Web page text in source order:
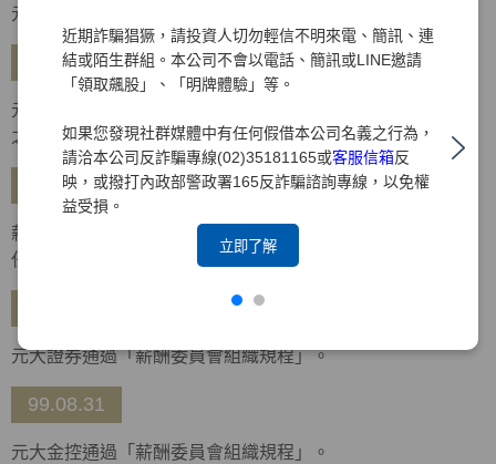
近期詐騙猖獗，請投資人切勿輕信不明來電、簡訊、連
結或陌生群組。本公司不會以電話、簡訊或LINE邀請
「領取飆股」、「明牌體驗」等。
如果您發現社群媒體中有任何假借本公司名義之行為，
請洽本公司反詐騙專線(02)35181165或客服信箱反
映，或撥打內政部警政署165反詐騙諮詢專線，以免權
益受損。
立即了解
元大金控通過「企業社會責任政策及管理規則」。
99.10.26
元大金控通過「企業社會責任實務守則」，金控及所屬集團
之企業均適用。
99.10.14
薪酬委員會召開第一次會議，由于卓民、朱寶奎、林增吉擔
任委員，並推選于卓民獨立董事擔任召集人。
元大證券通過「薪酬委員會組織規程」。
99.08.31
元大金控通過「薪酬委員會組織規程」。